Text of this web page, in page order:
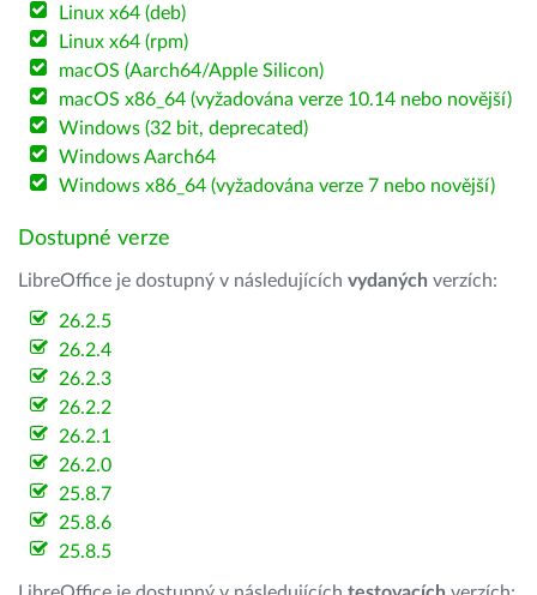
Linux x64 (deb)
Linux x64 (rpm)
macOS (Aarch64/Apple Silicon)
macOS x86_64 (vyžadována verze 10.14 nebo novější)
Windows (32 bit, deprecated)
Windows Aarch64
Windows x86_64 (vyžadována verze 7 nebo novější)
Dostupné verze
LibreOffice je dostupný v následujících vydaných verzích:
26.2.5
26.2.4
26.2.3
26.2.2
26.2.1
26.2.0
25.8.7
25.8.6
25.8.5